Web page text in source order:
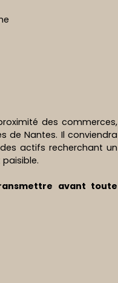
des commerces,
de Nantes. Il conviendra
actifs recherchant un
avant toute